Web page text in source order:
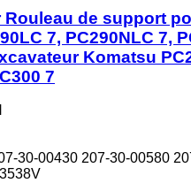
Rouleau de support
7, PC290NLC 7,
Komatsu
7
30-00430 207-30-00580